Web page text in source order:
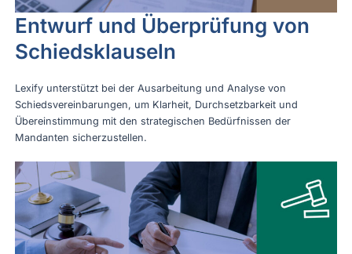
Entwurf und Überprüfung von
Schiedsklauseln
Lexify unterstützt bei der Ausarbeitung und Analyse von
Schiedsvereinbarungen, um Klarheit, Durchsetzbarkeit und
Übereinstimmung mit den strategischen Bedürfnissen der
Mandanten sicherzustellen.